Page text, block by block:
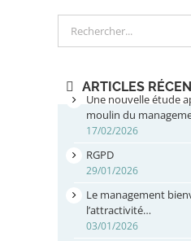
Rechercher
ARTICLES
Une nouvelle étude
moulin du
17/02/2026
RGPD
29/01/2026
Le management
l’attractivité…
03/01/2026